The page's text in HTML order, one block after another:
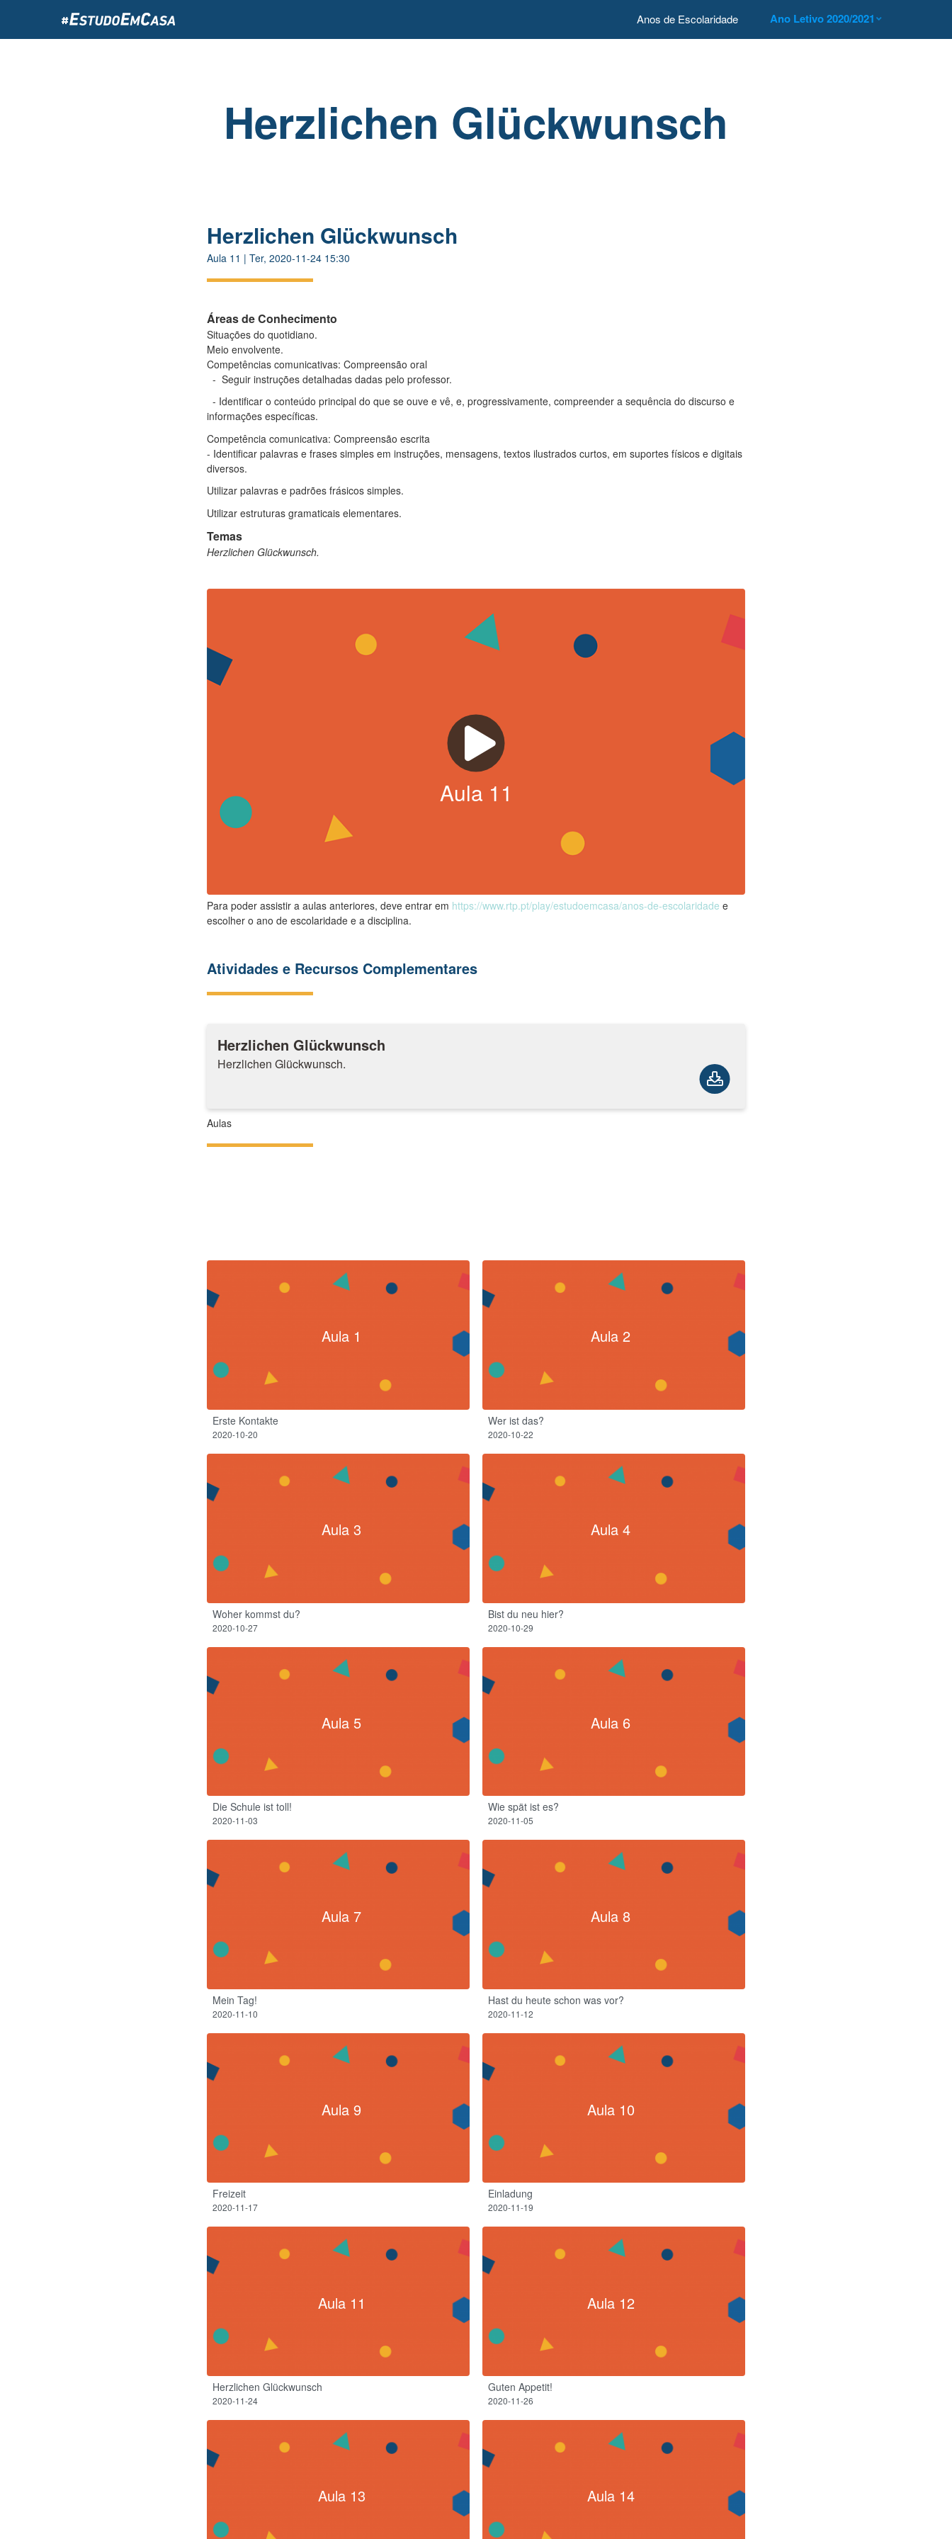
o
Anos de Escolaridade Ano Letivo 2020/2021
Herzlichen Glückwunsch
Herzlichen Glückwunsch
Aula 11 | Ter, 2020-11-24 15:30
Áreas de Conhecimento
Situações do quotidiano.
Meio envolvente.
Competências comunicativas: Compreensão oral
- Seguir instruções detalhadas dadas pelo professor.
- Identificar o conteúdo principal do que se ouve e vê, e, progressivamente, compreender a sequência do discurso e
informações específicas.
Competência comunicativa: Compreensão escrita
- Identificar palavras e frases simples em instruções, mensagens, textos ilustrados curtos, em suportes físicos e digitais
diversos.
Utilizar palavras e padrões frásicos simples.
Utilizar estruturas gramaticais elementares.
Temas
Herzlichen Glückwunsch.
Aula 11
Para poder assistir a aulas anteriores, deve entrar em https://www.rtp.pt/play/estudoemcasa/anos-de-escolaridade e
escolher o ano de escolaridade e a disciplina.
Atividades e Recursos Complementares
Herzlichen Glückwunsch
Herzlichen Glückwunsch.
Aulas
Aula 1
Erste Kontakte
2020-10-20
Aula 2
Wer ist das?
2020-10-22
Aula 3
Woher kommst du?
2020-10-27
Aula 4
Bist du neu hier?
2020-10-29
Aula 5
Die Schule ist toll!​
2020-11-03
Aula 6
Wie spät ist es?
2020-11-05
Aula 7
Mein Tag!​
2020-11-10
Aula 8
Hast du heute schon was vor?
2020-11-12
Aula 9
Freizeit
2020-11-17
Aula 10
Einladung
2020-11-19
Aula 11
Herzlichen Glückwunsch
2020-11-24
Aula 12
Guten Appetit!​
2020-11-26
Aula 13 Aula 14